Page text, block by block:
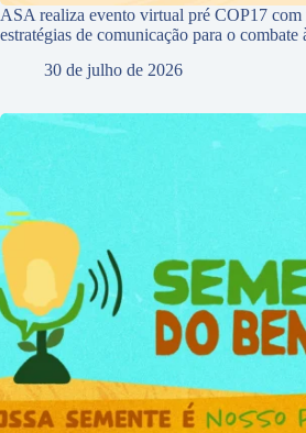
ASA realiza evento virtual pré COP17 com
estratégias de comunicação para o combate
30 de julho de 2026